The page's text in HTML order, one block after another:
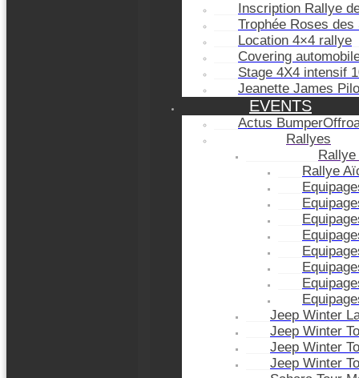
Inscription Rallye
Trophée Roses des
Location 4×4 rallye
Covering
Stage 4X4 intensif
Jeanette James
EVENTS
Actus
Rallyes
Rallye
Jeep Winter
Jeep Winter
Jeep Winter
Jeep Winter